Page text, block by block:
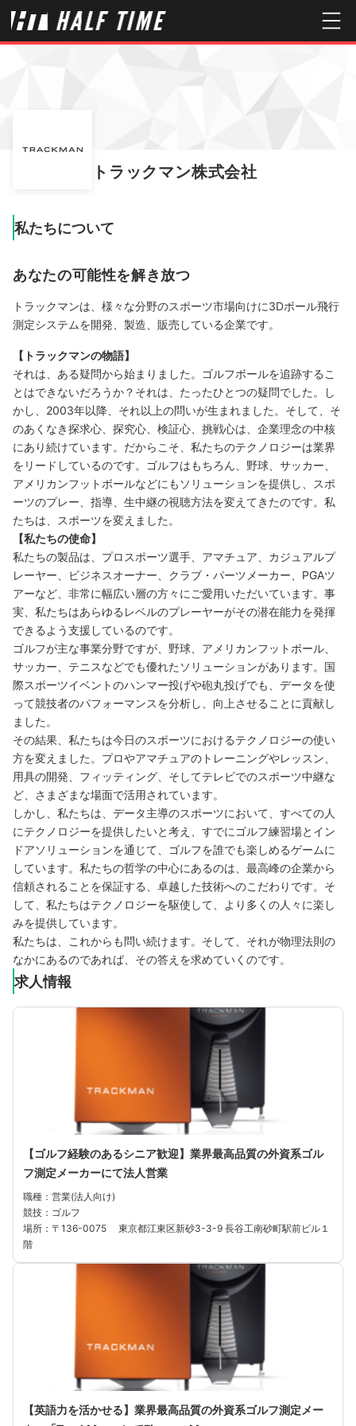
トラックマン株式会社
私たちについて
あなたの可能性を解き放つ
トラックマンは、様々な分野のスポーツ市場向けに3Dボール飛行
測定システムを開発、製造、販売している企業です。
【トラックマンの物語】
それは、ある疑問から始まりました。ゴルフボールを追跡するこ
とはできないだろうか？それは、たったひとつの疑問でした。し
かし、2003年以降、それ以上の問いが生まれました。そして、そ
のあくなき探求心、探究心、検証心、挑戦心は、企業理念の中核
にあり続けています。だからこそ、私たちのテクノロジーは業界
をリードしているのです。ゴルフはもちろん、野球、サッカー、
アメリカンフットボールなどにもソリューションを提供し、スポ
ーツのプレー、指導、生中継の視聴方法を変えてきたのです。私
たちは、スポーツを変えました。
【私たちの使命】
私たちの製品は、プロスポーツ選手、アマチュア、カジュアルプ
レーヤー、ビジネスオーナー、クラブ・パーツメーカー、PGAツ
アーなど、非常に幅広い層の方々にご愛用いただいています。事
実、私たちはあらゆるレベルのプレーヤーがその潜在能力を発揮
できるよう支援しているのです。
ゴルフが主な事業分野ですが、野球、アメリカンフットボール、
サッカー、テニスなどでも優れたソリューションがあります。国
際スポーツイベントのハンマー投げや砲丸投げでも、データを使
って競技者のパフォーマンスを分析し、向上させることに貢献し
ました。
その結果、私たちは今日のスポーツにおけるテクノロジーの使い
方を変えました。プロやアマチュアのトレーニングやレッスン、
用具の開発、フィッティング、そしてテレビでのスポーツ中継な
ど、さまざまな場面で活用されています。
しかし、私たちは、データ主導のスポーツにおいて、すべての人
にテクノロジーを提供したいと考え、すでにゴルフ練習場とイン
ドアソリューションを通じて、ゴルフを誰でも楽しめるゲームに
しています。私たちの哲学の中心にあるのは、最高峰の企業から
信頼されることを保証する、卓越した技術へのこだわりです。そ
して、私たちはテクノロジーを駆使して、より多くの人々に楽し
みを提供しています。
私たちは、これからも問い続けます。そして、それが物理法則の
なかにあるのであれば、その答えを求めていくのです。
求人情報
【ゴルフ経験のあるシニア歓迎】業界最高品質の外資系ゴル
フ測定メーカーにて法人営業
職種：営業(法人向け)
競技：ゴルフ
場所：〒136-0075 東京都江東区新砂3-3-9 長谷工南砂町駅前ビル１
階
【英語力を活かせる】業界最高品質の外資系ゴルフ測定メー